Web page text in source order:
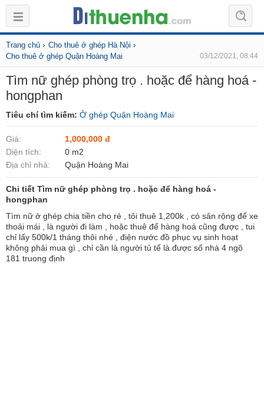
Trang chủ › Cho thuê ở ghép Hà Nội ›
Cho thuê ở ghép Quận Hoàng Mai 03/12/2021, 08:44
Tìm nữ ghép phòng trọ . hoặc để hàng hoá -
hongphan
Tiêu chí tìm kiếm: Ở ghép Quận Hoàng Mai
Giá:
1,000,000 đ
Diện tích:
0 m2
Địa chỉ nhà:
Quận Hoàng Mai
Chi tiết Tìm nữ ghép phòng trọ . hoặc để hàng hoá -
hongphan
Tìm nữ ở ghép chia tiền cho rẻ , tôi thuê 1,200k , có sân rộng để xe
thoải mái , là người đi làm , hoặc thuê để hàng hoá cũng được , tui
chỉ lấy 500k/1 tháng thôi nhé , điện nước đồ phục vụ sinh hoạt
không phải mua gì , chỉ cần là người tủ tế là được số nhà 4 ngõ
181 truong định